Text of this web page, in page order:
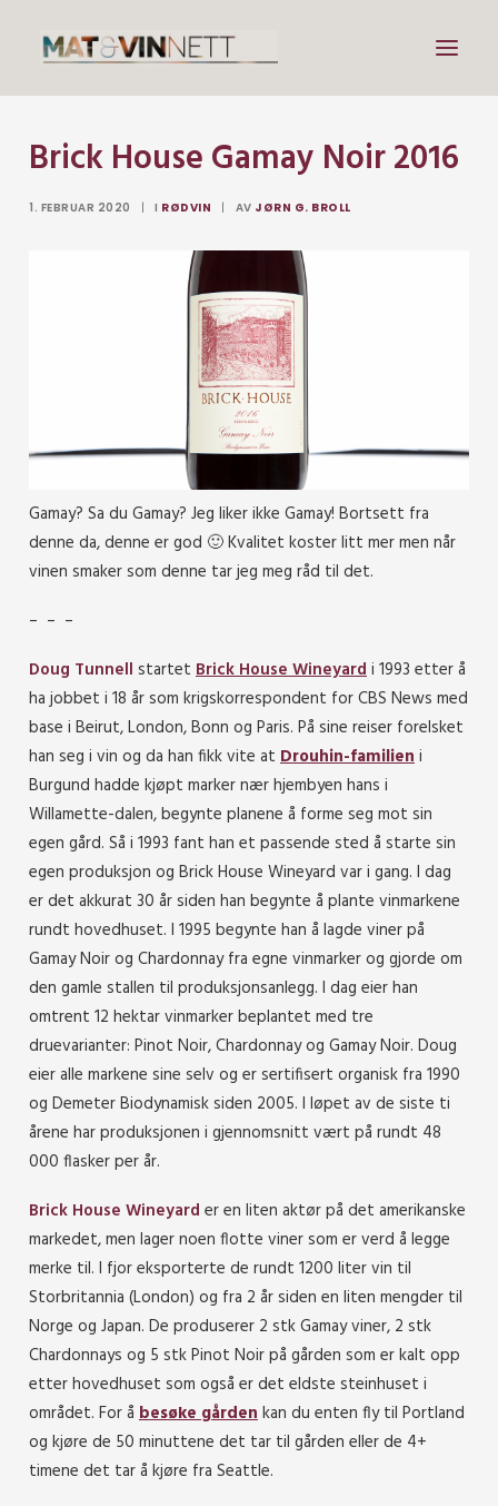
Mat
Brick House Gamay Noir 2016
1. FEBRUAR 2020 | I RØDVIN | AV JØRN G. BROLL
Gamay? Sa du Gamay? Jeg liker ikke Gamay! Bortsett fra
denne da, denne er god 🙂 Kvalitet koster litt mer men når
vinen smaker som denne tar jeg meg råd til det.
– – –
Doug Tunnell startet Brick House Wineyardi 1993 etter å
ha jobbet i 18 år som krigskorrespondent for CBS News med
base i Beirut, London, Bonn og Paris. På sine reiser forelsket
han seg i vin og da han fikk vite at Drouhin-familieni
Burgund hadde kjøpt marker nær hjembyen hans i
Willamette-dalen, begynte planene å forme seg mot sin
egen gård. Så i 1993 fant han et passende sted å starte sin
egen produksjon og Brick House Wineyard var i gang. I dag
er det akkurat 30 år siden han begynte å plante vinmarkene
rundt hovedhuset. I 1995 begynte han å lagde viner på
Gamay Noir og Chardonnay fra egne vinmarker og gjorde om
den gamle stallen til produksjonsanlegg. I dag eier han
omtrent 12 hektar vinmarker beplantet med tre
druevarianter: Pinot Noir, Chardonnay og Gamay Noir. Doug
eier alle markene sine selv og er sertifisert organisk fra 1990
og Demeter Biodynamisk siden 2005. I løpet av de siste ti
årene har produksjonen i gjennomsnitt vært på rundt 48
000 flasker per år.
Brick House Wineyard er en liten aktør på det amerikanske
markedet, men lager noen flotte viner som er verd å legge
merke til. I fjor eksporterte de rundt 1200 liter vin til
Storbritannia (London) og fra 2 år siden en liten mengder til
Norge og Japan. De produserer 2 stk Gamay viner, 2 stk
Chardonnays og 5 stk Pinot Noir på gården som er kalt opp
etter hovedhuset som også er det eldste steinhuset i
området. For å besøke gårdenkan du enten fly til Portland
og kjøre de 50 minuttene det tar til gården eller de 4+
timene det tar å kjøre fra Seattle.